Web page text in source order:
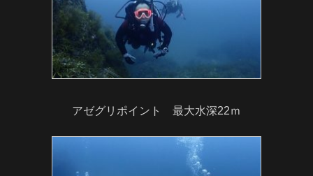
アゼグリポイント 最大水深22ｍ